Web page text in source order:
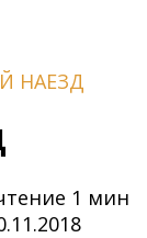
НАЕЗД
1 мин